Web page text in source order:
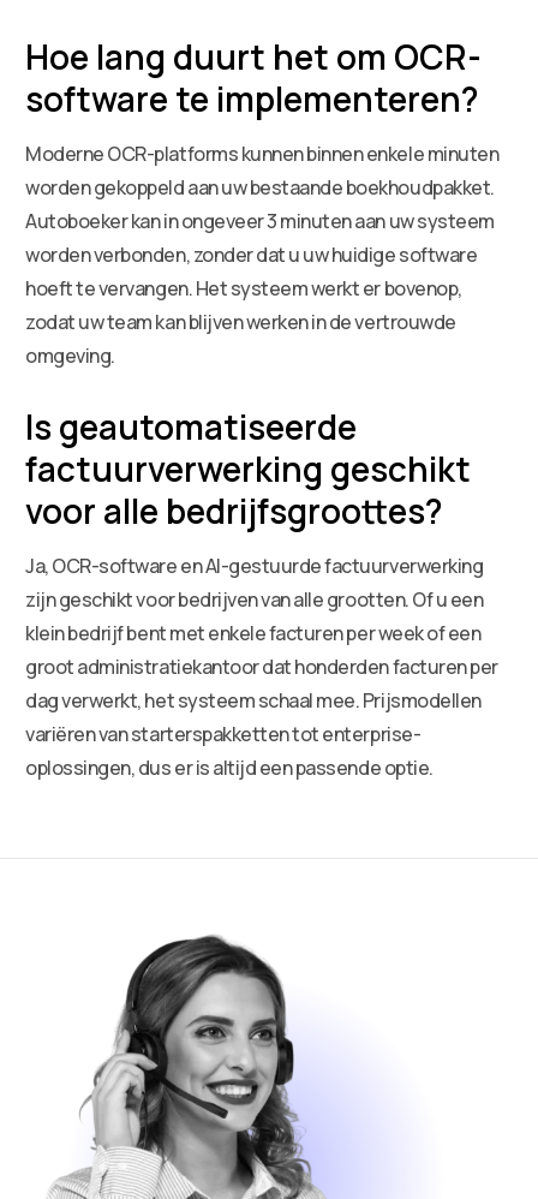
Hoe lang duurt het om OCR-
software te implementeren?
Moderne OCR-platforms kunnen binnen enkele minuten
worden gekoppeld aan uw bestaande boekhoudpakket.
Autoboeker kan in ongeveer 3 minuten aan uw systeem
worden verbonden, zonder dat u uw huidige software
hoeft te vervangen. Het systeem werkt er bovenop,
zodat uw team kan blijven werken in de vertrouwde
omgeving.
Is geautomatiseerde
factuurverwerking geschikt
voor alle bedrijfsgroottes?
Ja, OCR-software en AI-gestuurde factuurverwerking
zijn geschikt voor bedrijven van alle grootten. Of u een
klein bedrijf bent met enkele facturen per week of een
groot administratiekantoor dat honderden facturen per
dag verwerkt, het systeem schaal mee. Prijsmodellen
variëren van starterspakketten tot enterprise-
oplossingen, dus er is altijd een passende optie.